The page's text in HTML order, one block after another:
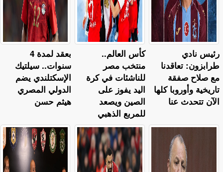
بعقد لمدة 4
سنوات.. سيلتيك
الإسكتلندي يضم
الدولي المصري
هيثم حسن
كأس العالم..
منتخب مصر
للناشئات في كرة
اليد يفوز على
الصين ويصعد
للمربع الذهبي
رئيس نادي
طرابزون: تعاقدنا
مع صلاح صفقة
تاريخية وأوروبا كلها
الآن تتحدث عنا